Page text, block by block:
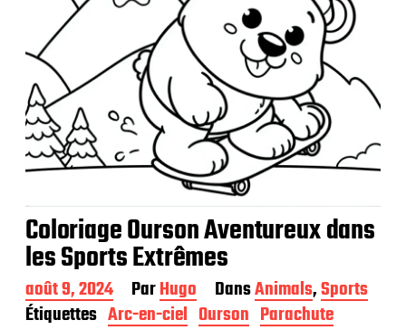
Coloriage Ourson Aventureux dans
les Sports Extrêmes
D
a
août 9, 2024 ParHugo DansAnimals,Sports
Étiquettes Arc-en-ciel Ourson Parachute